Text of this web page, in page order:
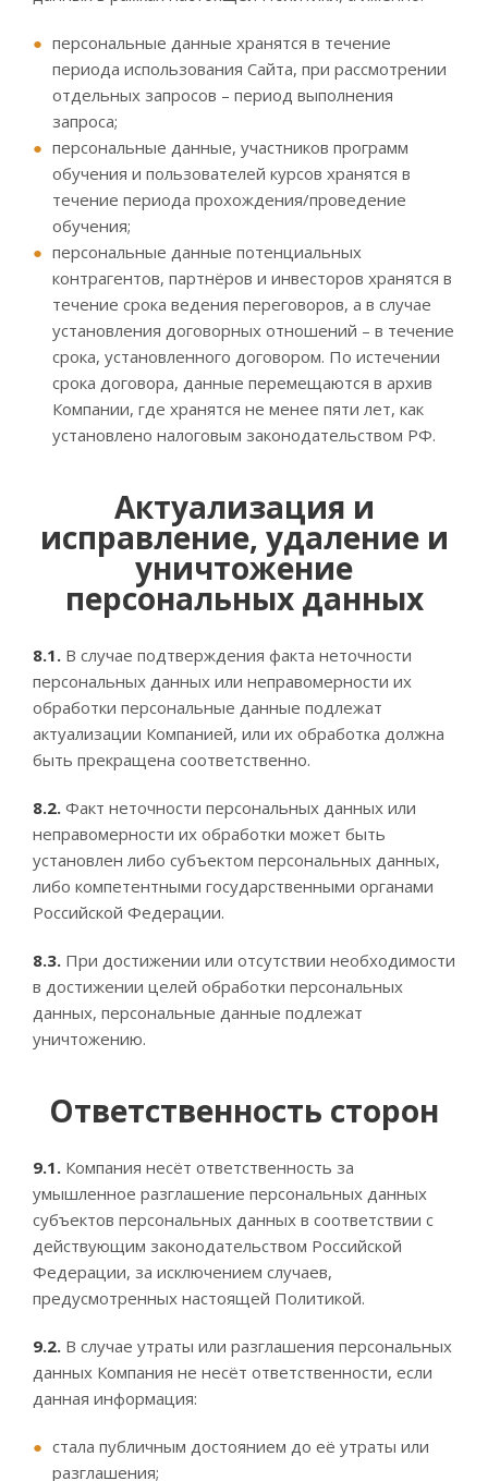
персональные данные хранятся в течение
периода использования Сайта, при рассмотрении
отдельных запросов – период выполнения
запроса;
персональные данные, участников программ
обучения и пользователей курсов хранятся в
течение периода прохождения/проведение
обучения;
персональные данные потенциальных
контрагентов, партнёров и инвесторов хранятся в
течение срока ведения переговоров, а в случае
установления договорных отношений – в течение
срока, установленного договором. По истечении
срока договора, данные перемещаются в архив
Компании, где хранятся не менее пяти лет, как
установлено налоговым законодательством РФ.
Актуализация и
исправление, удаление и
уничтожение
персональных данных
8.1. В случае подтверждения факта неточности
персональных данных или неправомерности их
обработки персональные данные подлежат
актуализации Компанией, или их обработка должна
быть прекращена соответственно.
8.2. Факт неточности персональных данных или
неправомерности их обработки может быть
установлен либо субъектом персональных данных,
либо компетентными государственными органами
Российской Федерации.
8.3. При достижении или отсутствии необходимости
в достижении целей обработки персональных
данных, персональные данные подлежат
уничтожению.
Ответственность сторон
9.1. Компания несёт ответственность за
умышленное разглашение персональных данных
субъектов персональных данных в соответствии с
действующим законодательством Российской
Федерации, за исключением случаев,
предусмотренных настоящей Политикой.
9.2. В случае утраты или разглашения персональных
данных Компания не несёт ответственности, если
данная информация:
стала публичным достоянием до её утраты или
разглашения;